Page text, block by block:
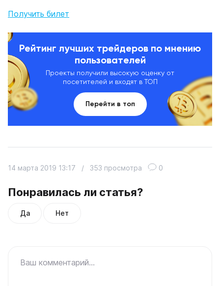
Получить билет
Рейтинг лучших трейдеров по мнению
пользователей
Проекты получили высокую оценку от
посетителей и входят в ТОП
Перейти в топ
Понравилась ли статья?
Да Нет
14 марта 2019 13:17 / 353 просмотра 0
Ваш комментарий...